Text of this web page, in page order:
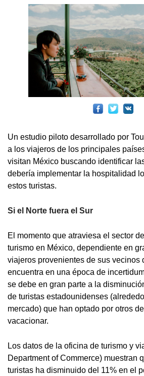
Un estudio piloto desarrollado por
a los viajeros de los principales
visitan México buscando identificar
debería implementar la hospitalidad
estos turistas.
Si el Norte fuera el Sur
El momento que atraviesa el sector
turismo en México, dependiente en
viajeros provenientes de sus vecinos
encuentra en una época de
se debe en gran parte a la
de turistas estadounidenses
mercado) que han optado por otros
vacacionar.
Los datos de la oficina de turismo y
Department of Commerce) muestran
turistas ha disminuido del 11% en el